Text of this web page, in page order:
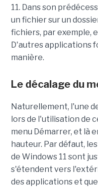
11. Dans son
un fichier sur un
fichiers, par exemple,
D'autres applications
manière.
Le décalage du
Naturellement, l'une
lors de l'utilisation de
menu Démarrer, et là
hauteur. Par défaut,
de Windows 11 sont
s'étendent vers
des applications et